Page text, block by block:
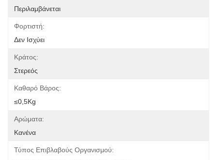
Περιλαμβάνεται
Φορτιστή:
Δεν Ισχύει
Κράτος:
Στερεός
Καθαρό Βάρος:
≤0,5Kg
Αρώματα:
Κανένα
Τύπος Επιβλαβούς Οργανισμού: